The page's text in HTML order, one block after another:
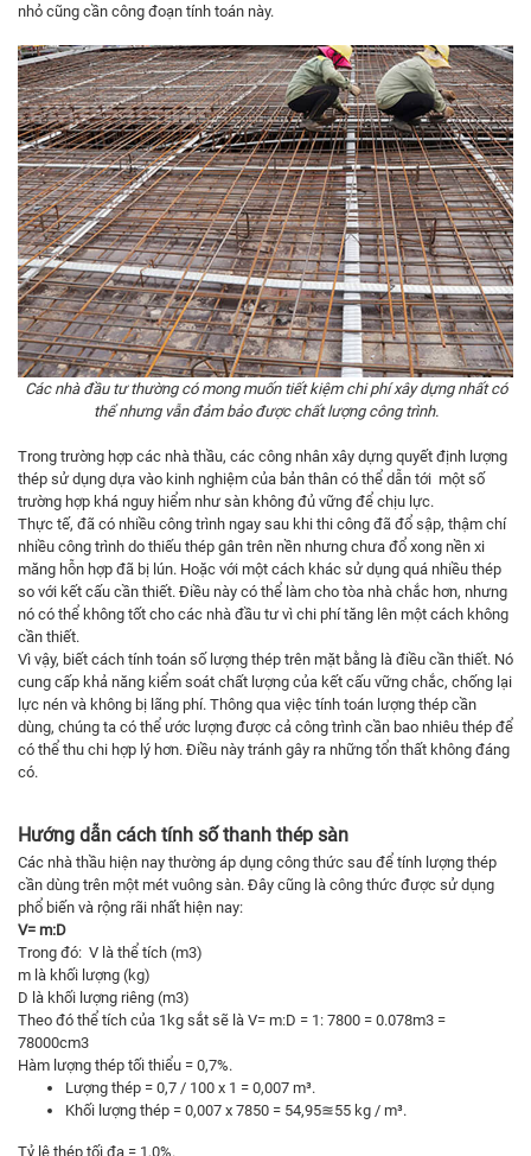
nhỏ cũng cần công đoạn tính toán này.
Các nhà đầu tư thường có mong muốn tiết kiệm chi phí xây dựng nhất có
thể nhưng vẫn đảm bảo được chất lượng công trình.
Trong trường hợp các nhà thầu, các công nhân xây dựng quyết định lượng
thép sử dụng dựa vào kinh nghiệm của bản thân có thể dẫn tới một số
trường hợp khá nguy hiểm như sàn không đủ vững để chịu lực.
Thực tế, đã có nhiều công trình ngay sau khi thi công đã đổ sập, thậm chí
nhiều công trình do thiếu thép gân trên nền nhưng chưa đổ xong nền xi
măng hỗn hợp đã bị lún. Hoặc với một cách khác sử dụng quá nhiều thép
so với kết cấu cần thiết. Điều này có thể làm cho tòa nhà chắc hơn, nhưng
nó có thể không tốt cho các nhà đầu tư vì chi phí tăng lên một cách không
cần thiết.
Vì vậy, biết cách tính toán số lượng thép trên mặt bằng là điều cần thiết. Nó
cung cấp khả năng kiểm soát chất lượng của kết cấu vững chắc, chống lại
lực nén và không bị lãng phí. Thông qua việc tính toán lượng thép cần
dùng, chúng ta có thể ước lượng được cả công trình cần bao nhiêu thép để
có thể thu chi hợp lý hơn. Điều này tránh gây ra những tổn thất không đáng
có.
Hướng dẫn cách tính số thanh thép sàn
Các nhà thầu hiện nay thường áp dụng công thức sau để tính lượng thép
cần dùng trên một mét vuông sàn. Đây cũng là công thức được sử dụng
phổ biến và rộng rãi nhất hiện nay:
V= m:D
Trong đó: V là thể tích (m3)
m là khối lượng (kg)
D là khối lượng riêng (m3)
Theo đó thể tích của 1kg sắt sẽ là V= m:D = 1: 7800 = 0.078m3 =
78000cm3
Hàm lượng thép tối thiểu = 0,7%.
Lượng thép = 0,7 / 100 x 1 = 0,007 m³.
Khối lượng thép = 0,007 x 7850 = 54,95≊55 kg / m³.
Tỷ lệ thép tối đa = 1,0%.